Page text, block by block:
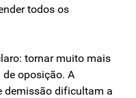
todos os
tornar muito mais
oposição. A
demissão dificultam a